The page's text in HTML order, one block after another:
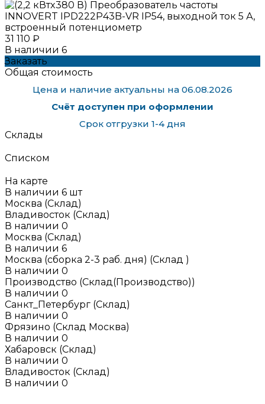
31 110 ₽
В наличии 6
Заказать
Общая стоимость
Цена и наличие актуальны на 06.08.2026
Счёт доступен при оформлении
Срок отгрузки 1-4 дня
Склады
Списком
На карте
В наличии 6 шт
Москва (Склад)
Владивосток (Склад)
В наличии 0
Москва (Склад)
В наличии 6
Москва (сборка 2-3 раб. дня) (Склад )
В наличии 0
Производство (Склад(Производство))
В наличии 0
Санкт_Петербург (Склад)
В наличии 0
Фрязино (Склад Москва)
В наличии 0
Хабаровск (Склад)
В наличии 0
Владивосток (Склад)
В наличии 0